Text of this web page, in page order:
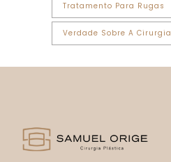
Tratamento Para Rugas
Verdade Sobre A Cirurgia